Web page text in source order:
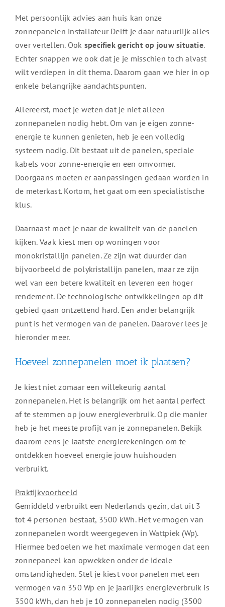
Met persoonlijk advies aan huis kan onze
zonnepanelen installateur Delft je daar natuurlijk alles
over vertellen. Ook specifiek gericht op jouw situatie.
Echter snappen we ook dat je je misschien toch alvast
wilt verdiepen in dit thema. Daarom gaan we hier in op
enkele belangrijke aandachtspunten.
Allereerst, moet je weten dat je niet alleen
zonnepanelen nodig hebt. Om van je eigen zonne-
energie te kunnen genieten, heb je een volledig
systeem nodig. Dit bestaat uit de panelen, speciale
kabels voor zonne-energie en een omvormer.
Doorgaans moeten er aanpassingen gedaan worden in
de meterkast. Kortom, het gaat om een specialistische
klus.
Daarnaast moet je naar de kwaliteit van de panelen
kijken. Vaak kiest men op woningen voor
monokristallijn panelen. Ze zijn wat duurder dan
bijvoorbeeld de polykristallijn panelen, maar ze zijn
wel van een betere kwaliteit en leveren een hoger
rendement. De technologische ontwikkelingen op dit
gebied gaan ontzettend hard. Een ander belangrijk
punt is het vermogen van de panelen. Daarover lees je
hieronder meer.
Hoeveel zonnepanelen moet ik plaatsen?
Je kiest niet zomaar een willekeurig aantal
zonnepanelen. Het is belangrijk om het aantal perfect
af te stemmen op jouw energieverbruik. Op die manier
heb je het meeste profijt van je zonnepanelen. Bekijk
daarom eens je laatste energierekeningen om te
ontdekken hoeveel energie jouw huishouden
verbruikt.
Praktijkvoorbeeld
Gemiddeld verbruikt een Nederlands gezin, dat uit 3
tot 4 personen bestaat, 3500 kWh. Het vermogen van
zonnepanelen wordt weergegeven in Wattpiek (Wp).
Hiermee bedoelen we het maximale vermogen dat een
zonnepaneel kan opwekken onder de ideale
omstandigheden. Stel je kiest voor panelen met een
vermogen van 350 Wp en je jaarlijks energieverbruik is
3500 kWh, dan heb je 10 zonnepanelen nodig (3500